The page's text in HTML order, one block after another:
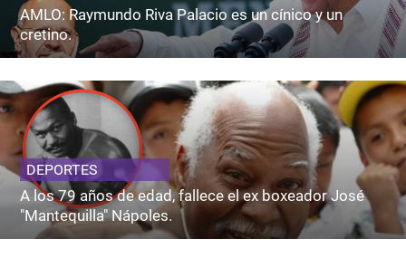
AMLO: Raymundo Riva Palacio es un cínico y un
cretino.
DEPORTES
A los 79 años de edad, fallece el ex boxeador José
"Mantequilla" Nápoles.